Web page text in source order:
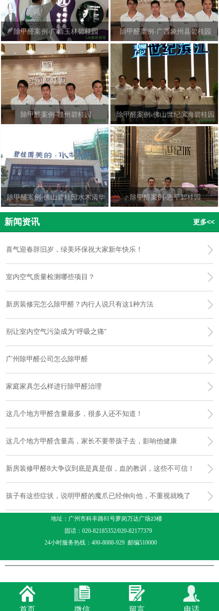
除甲醛案例-广西玉林碧桂园 除甲醛案例-广西象州县碧桂园
除甲醛案例-赣州碧桂园 除甲醛案例-佛山世纪滨海碧桂园
除甲醛案例-佛山碧桂园水木清华 除甲醛案例-恩平碧桂园
新闻资讯 更多<<
喜气迎春辞旧岁，绿美环保祝大家新年快乐！
室内空气质量检测哪些项目？
新房装修完怎么除甲醛？内行人说只有这1种方法
别让室内空气污染成为“呼吸之痛”
广州除甲醛公司怎么除甲醛
家庭家具怎么样进行除甲醛治理
这几个地方甲醛含量最多，很多人还不知道！
这几个地方甲醛含量高，家长不要带孩子去，影响他健康
新房装修甲醛8大争议到底是真是假，血的教训，这些不可信！
孩子有这些症状，说明甲醛的魔爪已经伸向他，不重视就晚了
地址：广州市科丰路81号萝岗万达广场23楼
固话：020-82185352/020-82177379
24小时服务热线：400-8088-929 邮编510000
首页 微信 留言 电话